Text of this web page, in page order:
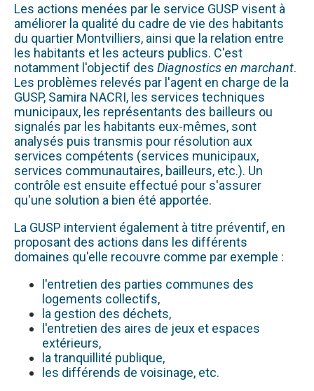
Les actions menées par le service GUSP visent à
améliorer la qualité du cadre de vie des habitants
du quartier Montvilliers, ainsi que la relation entre
les habitants et les acteurs publics. C'est
notamment l'objectif des Diagnostics en marchant.
Les problèmes relevés par l'agent en charge de la
GUSP, Samira NACRI, les services techniques
municipaux, les représentants des bailleurs ou
signalés par les habitants eux-mêmes, sont
analysés puis transmis pour résolution aux
services compétents (services municipaux,
services communautaires, bailleurs, etc.). Un
contrôle est ensuite effectué pour s'assurer
qu'une solution a bien été apportée.
La GUSP intervient également à titre préventif, en
proposant des actions dans les différents
domaines qu'elle recouvre comme par exemple :
l'entretien des parties communes des
logements collectifs,
la gestion des déchets,
l'entretien des aires de jeux et espaces
extérieurs,
la tranquillité publique,
les différends de voisinage, etc.